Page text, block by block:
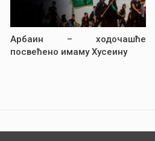
Арбаин – ходочашће
посвећено имаму Хусеину